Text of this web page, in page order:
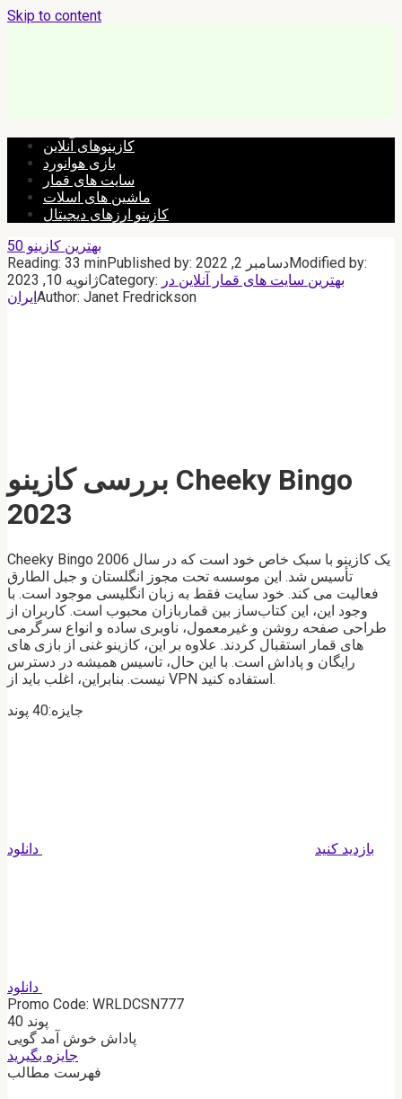
Skip to content
کازینوهای آنلاین
بازی هوانورد
سایت های قمار
ماشین های اسلات
کازینو ارزهای دیجیتال
بهترین کازینو 50
Reading: 33 minPublished by: دسامبر 2, 2022Modified by:
ژانویه 10, 2023Category: بهترین سایت های قمار آنلاین در
ایرانAuthor: Janet Fredrickson
بررسی کازینو Cheeky Bingo
2023
Cheeky Bingo یک کازینو با سبک خاص خود است که در سال 2006
تأسیس شد. این موسسه تحت مجوز انگلستان و جبل الطارق
فعالیت می کند. خود سایت فقط به زبان انگلیسی موجود است. با
وجود این، این کتاب‌ساز بین قماربازان محبوب است. کاربران از
طراحی صفحه روشن و غیرمعمول، ناوبری ساده و انواع سرگرمی
های قمار استقبال کردند. علاوه بر این، کازینو غنی از بازی های
رایگان و پاداش است. با این حال، تاسیس همیشه در دسترس
نیست. بنابراین، اغلب باید از VPN استفاده کنید.
جایزه:40 پوند
بازدید کنید دانلود
دانلود
Promo Code: WRLDCSN777
40 پوند
پاداش خوش آمد گویی
جایزه بگیرید
فهرست مطالب